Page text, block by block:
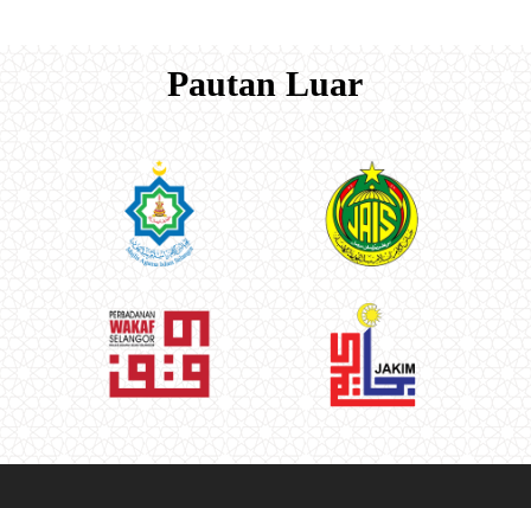
Pautan Luar